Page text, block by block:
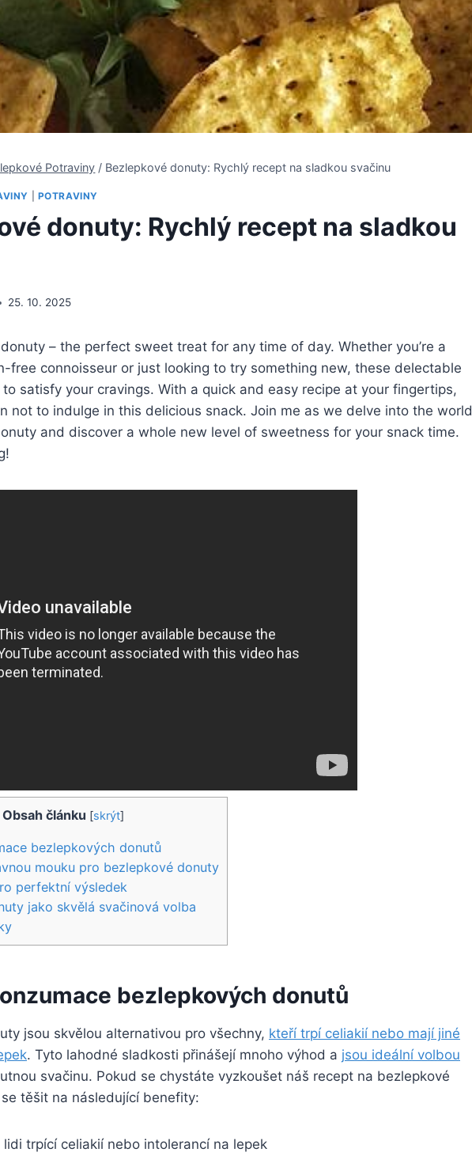
Potraviny / Bezlepkové donuty: Rychlý recept na sladkou svačinu
POTRAVINY
donuty: Rychlý recept na sladkou
25. 10. 2025
– the perfect sweet treat for any time of day. Whether you’re a
free connoisseur or just looking to try something new, these delectable
satisfy your cravings. With a quick and easy recipe at your fingertips,
not to indulge in this delicious snack. Join me as we delve into the world
and discover a whole new level of sweetness for your snack time.
Obsah článku [skrýt]
bezlepkových donutů
mouku pro bezlepkové donuty
perfektní výsledek
jako skvělá svačinová volba
bezlepkových donutů
jsou skvělou alternativou pro všechny, kteří trpí celiakií nebo mají jiné
. Tyto lahodné sladkosti přinášejí mnoho výhod a jsou ideální volbou
svačinu. Pokud se chystáte vyzkoušet náš recept na bezlepkové
těšit na následující benefity:
trpící celiakií nebo intolerancí na lepek